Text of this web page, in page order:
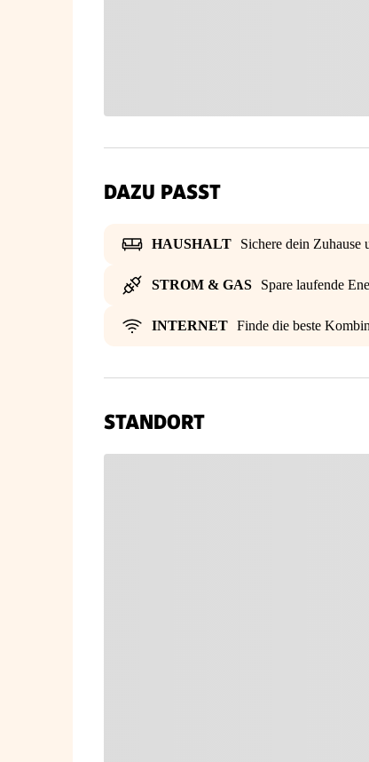
DAZU PASST
HAUSHALT Sichere dein Zuhause
STROM & GAS Spare laufende
INTERNET Finde die beste
STANDORT